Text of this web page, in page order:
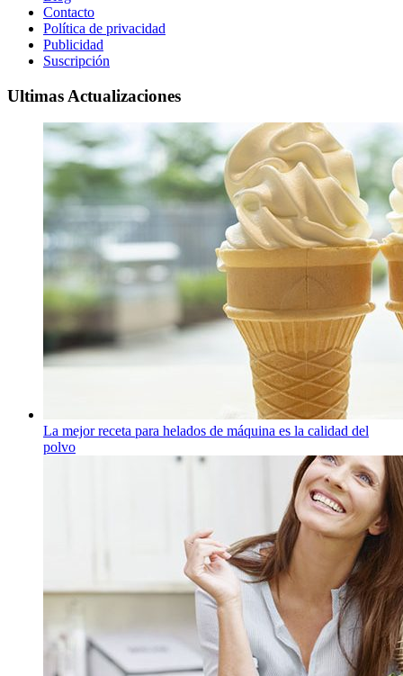
Contacto
Política de privacidad
Publicidad
Suscripción
Ultimas Actualizaciones
La mejor receta para helados de máquina es la calidad del
polvo